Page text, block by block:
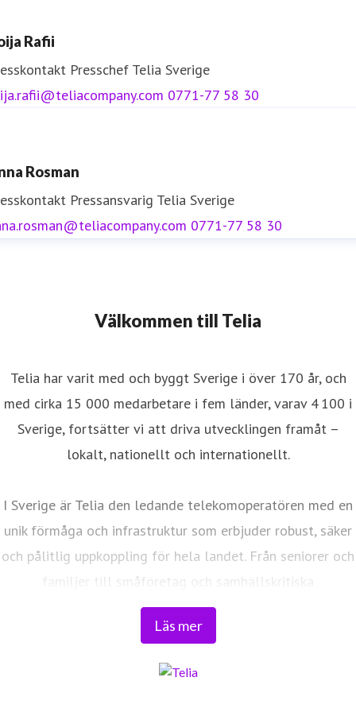
Rafii
Presschef Telia Sverige
0771-77 58 30
Rosman
Pressansvarig Telia Sverige
0771-77 58 30
Välkommen till Telia
Läs mer
Telia har varit med och byggt Sverige i över 170 år, och
med cirka 15 000 medarbetare i fem länder, varav 4 100 i
Sverige, fortsätter vi att driva utvecklingen framåt –
lokalt, nationellt och internationellt.
I Sverige är Telia den ledande telekomoperatören med en
unik förmåga och infrastruktur som erbjuder robust, säker
och pålitlig uppkoppling för hela landet. Från seniorer och
familjer till småföretag och samhällskritiska
verksamheter. Vi möjliggör digitaliseringens kraft i
vardagen och är en del av Sveriges totalförsvar. Med
transportnätet och ett mobilnät i världsklass skapar vi en